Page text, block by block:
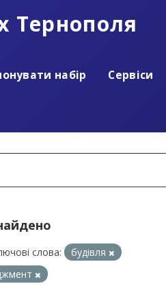
Тернополя
набір Сервіси
слова:
будівля